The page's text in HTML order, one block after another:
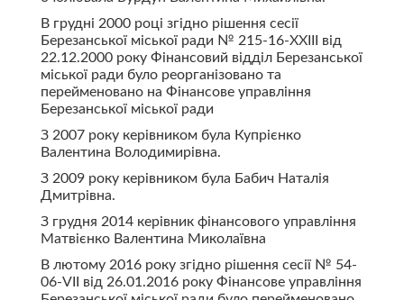
В грудні 2000 році згідно рішення сесії
Березанської міської ради № 215-16-ХХІІІ від
22.12.2000 року Фінансовий відділ Березанської
міської ради було реорганізовано та
перейменовано на Фінансове управління
Березанської міської ради
З 2007 року керівником була Купрієнко
Валентина Володимирівна.
З 2009 року керівником була Бабич Наталія
Дмитрівна.
З грудня 2014 керівник фінансового управління
Матвієнко Валентина Миколаївна
В лютому 2016 року згідно рішення сесії № 54-
06-VІІ від 26.01.2016 року Фінансове управління